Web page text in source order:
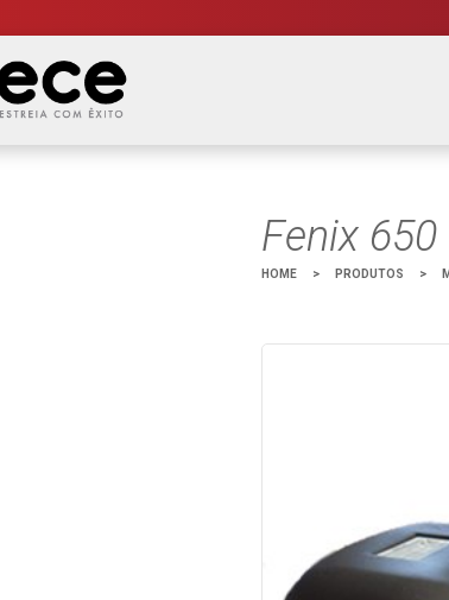
Fenix 650
HOME > PRODUTOS >